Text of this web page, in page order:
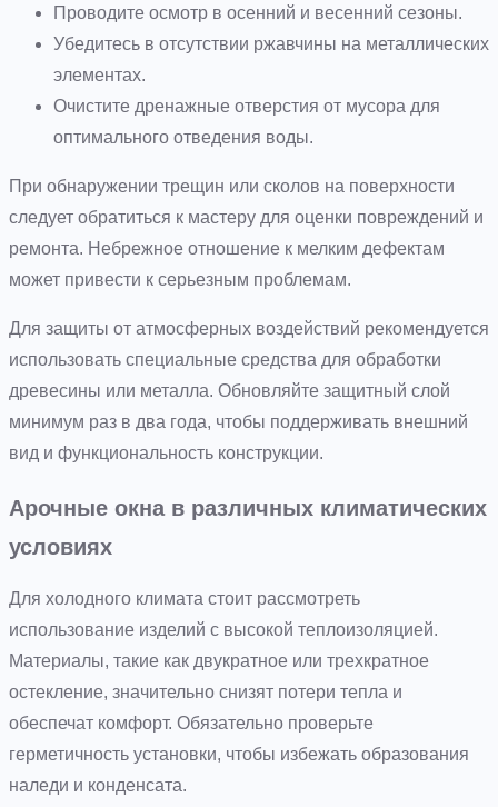
Проводите осмотр в осенний и весенний сезоны.
Убедитесь в отсутствии ржавчины на металлических
элементах.
Очистите дренажные отверстия от мусора для
оптимального отведения воды.
При обнаружении трещин или сколов на поверхности
следует обратиться к мастеру для оценки повреждений и
ремонта. Небрежное отношение к мелким дефектам
может привести к серьезным проблемам.
Для защиты от атмосферных воздействий рекомендуется
использовать специальные средства для обработки
древесины или металла. Обновляйте защитный слой
минимум раз в два года, чтобы поддерживать внешний
вид и функциональность конструкции.
Арочные окна в различных климатических
условиях
Для холодного климата стоит рассмотреть
использование изделий с высокой теплоизоляцией.
Материалы, такие как двукратное или трехкратное
остекление, значительно снизят потери тепла и
обеспечат комфорт. Обязательно проверьте
герметичность установки, чтобы избежать образования
наледи и конденсата.